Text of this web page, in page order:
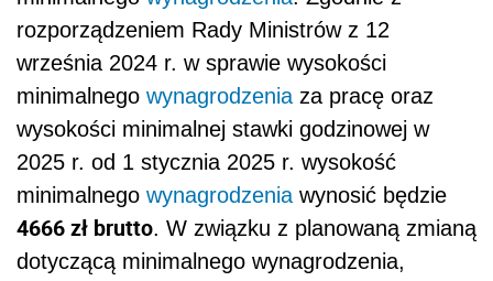
rozporządzeniem Rady Ministrów z 12
września 2024 r. w sprawie wysokości
minimalnego wynagrodzenia za pracę oraz
wysokości minimalnej stawki godzinowej w
2025 r. od 1 stycznia 2025 r. wysokość
minimalnego wynagrodzenia wynosić będzie
4666 zł brutto. W związku z planowaną zmianą
dotyczącą minimalnego wynagrodzenia,